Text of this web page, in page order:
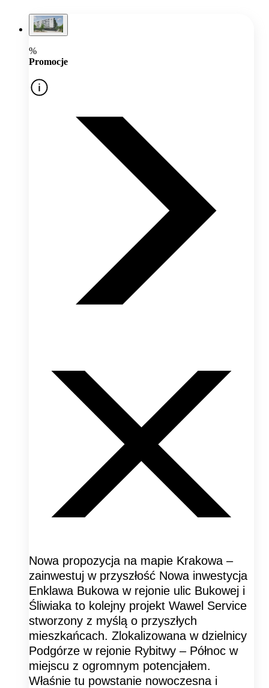
%
Promocje
Nowa propozycja na mapie Krakowa –
zainwestuj w przyszłość Nowa inwestycja
Enklawa Bukowa w rejonie ulic Bukowej i
Śliwiaka to kolejny projekt Wawel Service
stworzony z myślą o przyszłych
mieszkańcach. Zlokalizowana w dzielnicy
Podgórze w rejonie Rybitwy – Północ w
miejscu z ogromnym potencjałem.
Właśnie tu powstanie nowoczesna i